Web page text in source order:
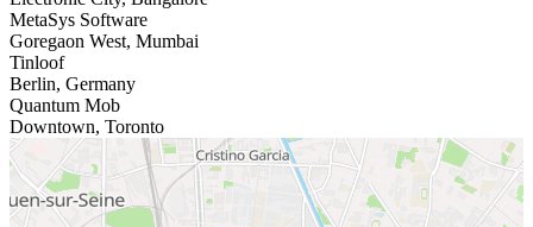
MetaSys Software
Goregaon West, Mumbai
Tinloof
Berlin, Germany
Quantum Mob
Downtown, Toronto